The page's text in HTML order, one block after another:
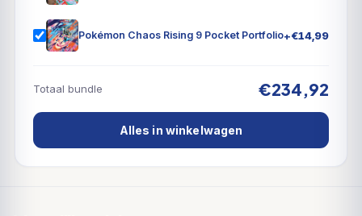
Pokémon Chaos Rising 9 Pocket Portfolio+€14,99
Totaal bundle €234,92
Alles in winkelwagen